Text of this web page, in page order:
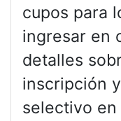
cupos para
ingresar en
detalles
inscripción
selectivo